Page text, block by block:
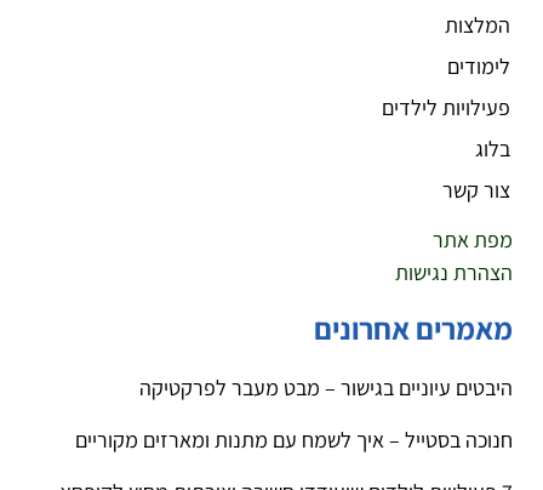
המלצות
לימודים
פעילויות לילדים
בלוג
צור קשר
מפת אתר
הצהרת נגישות
מאמרים אחרונים
היבטים עיוניים בגישור – מבט מעבר לפרקטיקה
חנוכה בסטייל – איך לשמח עם מתנות ומארזים מקוריים